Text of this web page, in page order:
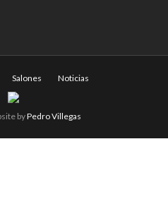
Salones Noticias
byPedro Villegas